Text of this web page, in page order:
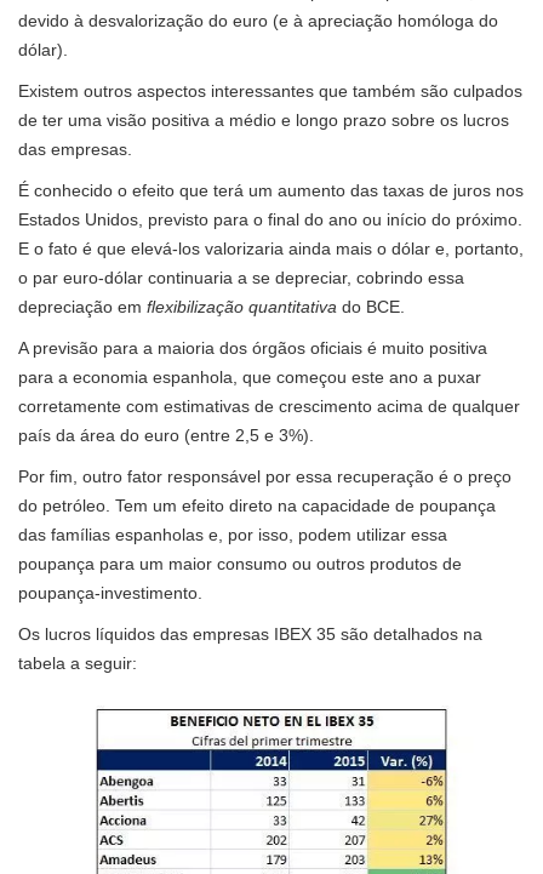
devido à desvalorização do euro (e à apreciação homóloga do
dólar).
Existem outros aspectos interessantes que também são culpados
de ter uma visão positiva a médio e longo prazo sobre os lucros
das empresas.
É conhecido o efeito que terá um aumento das taxas de juros nos
Estados Unidos, previsto para o final do ano ou início do próximo.
E o fato é que elevá-los valorizaria ainda mais o dólar e, portanto,
o par euro-dólar continuaria a se depreciar, cobrindo essa
depreciação em flexibilização quantitativa do BCE.
A previsão para a maioria dos órgãos oficiais é muito positiva
para a economia espanhola, que começou este ano a puxar
corretamente com estimativas de crescimento acima de qualquer
país da área do euro (entre 2,5 e 3%).
Por fim, outro fator responsável por essa recuperação é o preço
do petróleo. Tem um efeito direto na capacidade de poupança
das famílias espanholas e, por isso, podem utilizar essa
poupança para um maior consumo ou outros produtos de
poupança-investimento.
Os lucros líquidos das empresas IBEX 35 são detalhados na
tabela a seguir: